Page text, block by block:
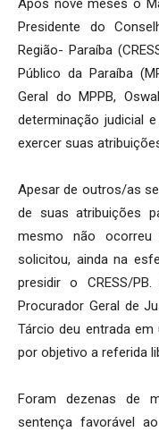
Após nove meses o
Presidente do
Região- Paraíba
Público da Paraíba
Geral do MPPB,
determinação judicial
exercer suas
Apesar de outros/as
de suas atribuições
mesmo não ocorreu
solicitou, ainda na
presidir o CRESS/
Procurador Geral de
Tárcio deu entrada
por objetivo a referida
Foram dezenas de
sentença favorável